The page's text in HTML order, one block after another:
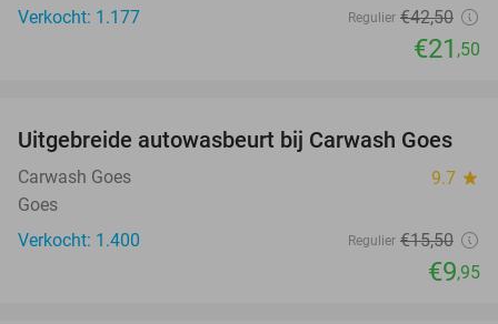
Verkocht: 1.177
Regulier €42,50
€21 ,50
36%
Uitgebreide autowasbeurt bij Carwash Goes
Carwash Goes 9.7 star
Goes
Verkocht: 1.400
Regulier €15,50
€9,95